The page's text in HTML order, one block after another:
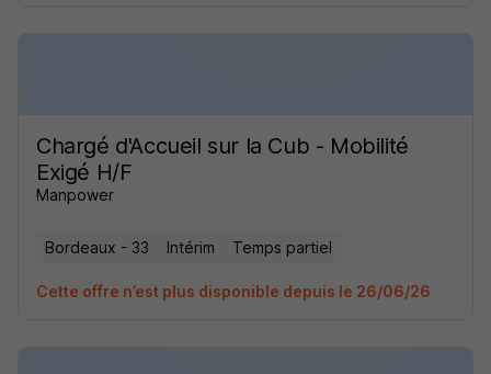
Chargé d'Accueil sur la Cub - Mobilité
Exigé H/F
Manpower
Bordeaux - 33 Intérim Temps partiel
Cette offre n’est plus disponible depuis le 26/06/26